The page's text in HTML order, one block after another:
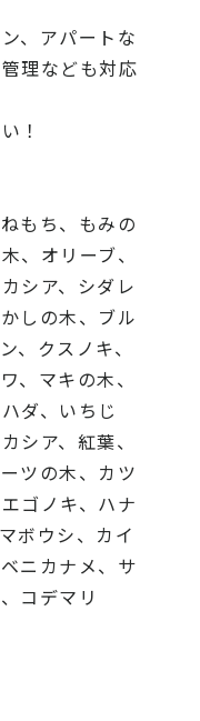
、アパートな
理なども対応
！
もち、もみの
、オリーブ、
シア、 シダレ
しの木、ブル
、クスノキ、
、マキの木、
ダ、いちじ
シア、紅葉、
ツの木、カツ
エゴノキ、ハナ
ボウシ、カイ
ニカナメ、サ
コデマリ